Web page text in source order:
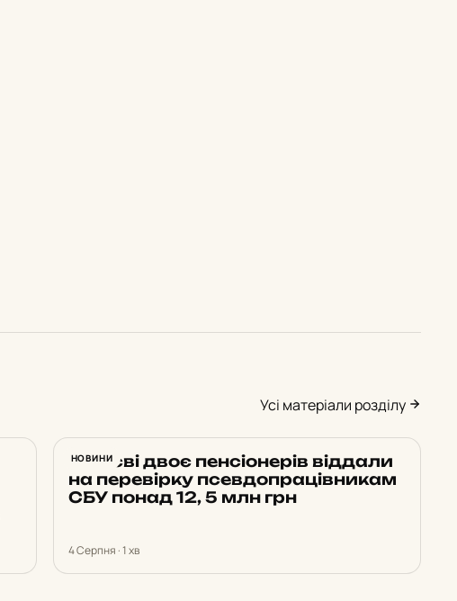
Усі матеріали розділу
НОВИНИ
У Києві двоє пенсіонерів віддали
на перевірку псевдопрацівникам
СБУ понад 12, 5 млн грн
4 Серпня · 1 хв